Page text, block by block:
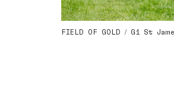
FIELD OF GOLD / G1 St